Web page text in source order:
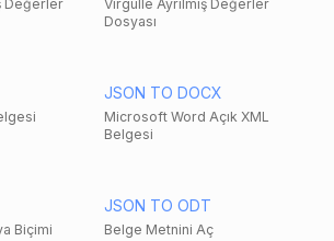
Değerler
Virgülle Ayrılmış Değerler
Dosyası
JSON TO DOCX
Microsoft Word Açık XML
Belgesi
Biçimi
JSON TO ODT
Belge Metnini Aç